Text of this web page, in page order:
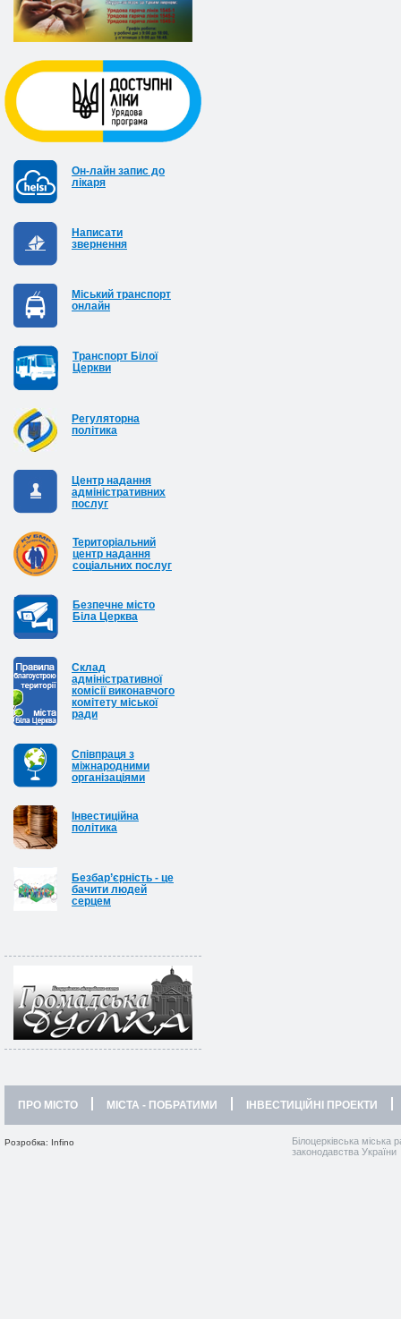
Он-лайн запис до
лікаря
Написати
звернення
Міський транспорт
онлайн
Транспорт Білої
Церкви
Регуляторна
політика
Центр надання
адміністративних
послуг
Територіальний
центр надання
соціальних послуг
Безпечне місто
Біла Церква
Cклад
адміністративної
комісії виконавчого
комітету міської
ради
Співпраця з
міжнародними
організаціями
Інвестиційна
політика
Безбар’єрність - це
бачити людей
серцем
ПРО МІСТО МІСТА - ПОБРАТИМИ ІНВЕСТИЦІЙНІ ПРОЕКТИ
Розробка: Infino
Білоцерківська міська
законодавства України